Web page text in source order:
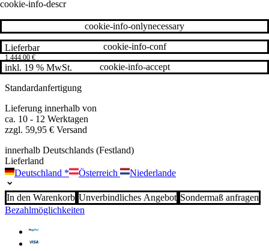
Lieferbar
1.444,00 €
inkl. 19 % MwSt.
Standardanfertigung
Lieferung innerhalb von
ca. 10 - 12 Werktagen
zzgl. 59,95 € Versand
innerhalb Deutschlands (Festland)
Lieferland
Deutschland * Österreich Niederlande
In den Warenkorb Unverbindliches Angebot Sondermaß anfragen
Bezahlmöglichkeiten
cookie-info-descr
cookie-info-accept
cookie-info-conf
cookie-info-onlynecessary